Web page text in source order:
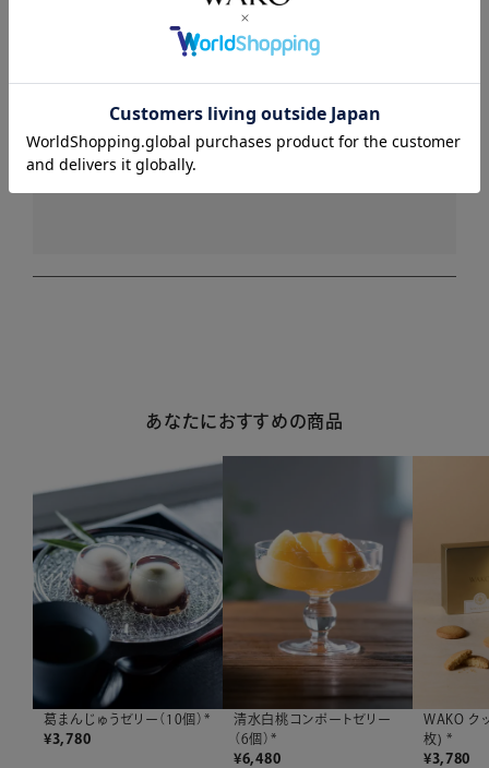
注意事項・キャンセル・返品
レビューはありません。
あなたにおすすめの商品
葛まんじゅうゼリー（10個）*
¥3,780
清水白桃コンポートゼリー
（6個）*
¥6,480
WAKO ク
枚) *
¥3,780